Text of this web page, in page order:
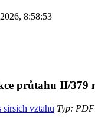
, 8:58:53
průtahu II/379
vztahu Typ: